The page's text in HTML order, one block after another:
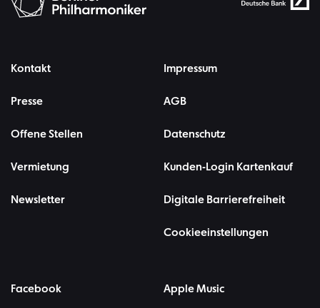
Kontakt
Presse
Offene Stellen
Vermietung
Newsletter
Impressum
AGB
Datenschutz
Kunden-Login Kartenkauf
Digitale Barrierefreiheit
Cookieeinstellungen
Facebook Apple Music